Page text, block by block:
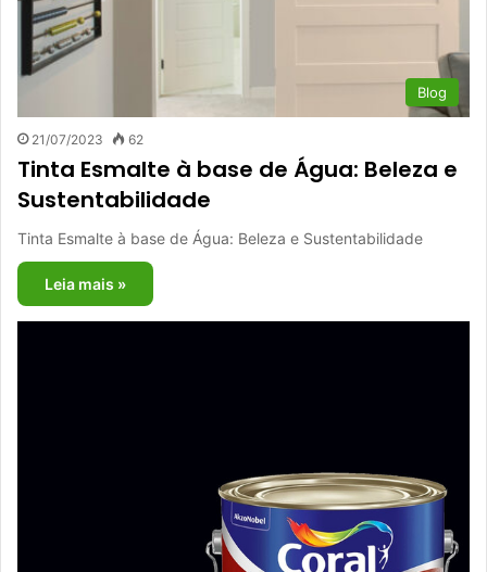
Blog
21/07/2023 62
Tinta Esmalte à base de Água: Beleza e
Sustentabilidade
Tinta Esmalte à base de Água: Beleza e Sustentabilidade
Leia mais »